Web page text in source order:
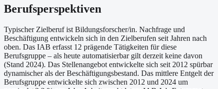
Berufsperspektiven
Typischer Zielberuf ist Bildungsforscher/in. Nachfrage und
Beschäftigung entwickeln sich in den Zielberufen seit Jahren nach
oben. Das IAB erfasst 12 prägende Tätigkeiten für diese
Berufsgruppe – als heute automatisierbar gilt derzeit keine davon
(Stand 2024). Das Stellenangebot entwickelte sich seit 2012 spürbar
dynamischer als der Beschäftigungsbestand. Das mittlere Entgelt der
Berufsgruppe entwickelte sich zwischen 2012 und 2024 um